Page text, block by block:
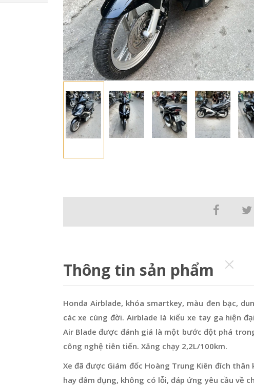
Thông tin sản phẩm
Honda Airblade, khóa smartkey, màu đen bạc,
các xe cùng đời. Airblade là kiểu xe tay ga hiện
Air Blade được đánh giá là một bước đột phá
công nghệ tiên tiến. Xăng chạy 2,2L/100km.
Xe đã được Giám đốc Hoàng Trung Kiên đích
hay đâm đụng, không có lỗi, đáp ứng yêu cầu về